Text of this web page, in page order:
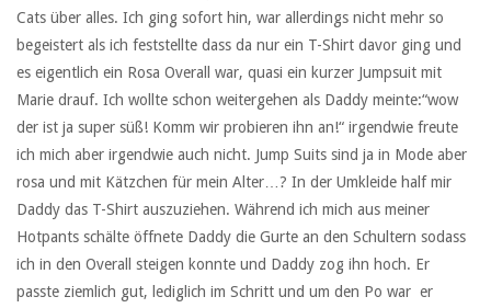
Cats über alles. Ich ging sofort hin, war allerdings nicht mehr so
begeistert als ich feststellte dass da nur ein T-Shirt davor ging und
es eigentlich ein Rosa Overall war, quasi ein kurzer Jumpsuit mit
Marie drauf. Ich wollte schon weitergehen als Daddy meinte:“wow
der ist ja super süß! Komm wir probieren ihn an!“ irgendwie freute
ich mich aber irgendwie auch nicht. Jump Suits sind ja in Mode aber
rosa und mit Kätzchen für mein Alter…? In der Umkleide half mir
Daddy das T-Shirt auszuziehen. Während ich mich aus meiner
Hotpants schälte öffnete Daddy die Gurte an den Schultern sodass
ich in den Overall steigen konnte und Daddy zog ihn hoch. Er
passte ziemlich gut, lediglich im Schritt und um den Po war er